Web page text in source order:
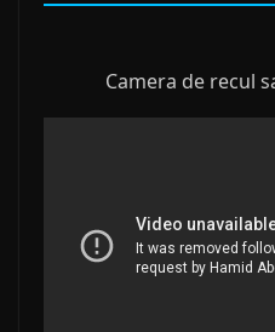
Camera de recul